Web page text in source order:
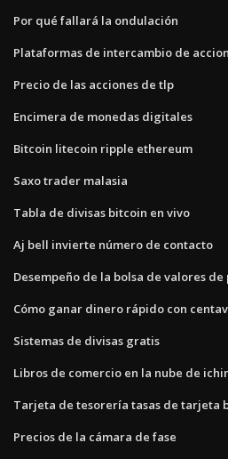
Por qué fallará la ondulación
Plataformas de intercambio de
Precio de las acciones de tlp
Encimera de monedas digitales
Bitcoin litecoin ripple ethereum
Saxo trader malasia
Tabla de divisas bitcoin en vivo
Aj bell invierte número de contacto
Desempeño de la bolsa de valores de
Cómo ganar dinero rápido con
Sistemas de divisas gratis
Libros de comercio en la nube de
Tarjeta de tesorería tasas de tarjeta
Precios de la cámara de fase